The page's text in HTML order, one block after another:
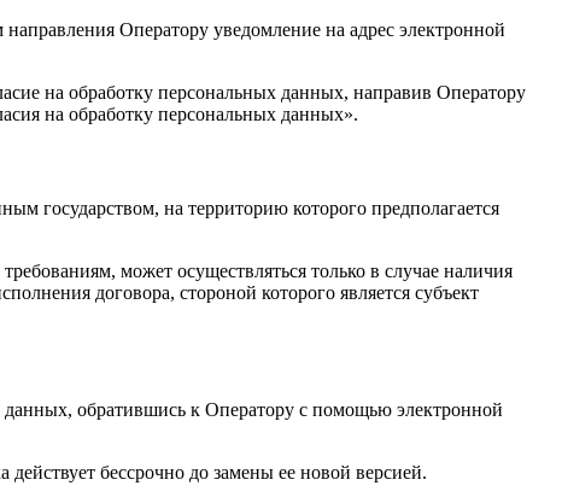
Оператору уведомление на адрес электронной
на обработку персональных данных, направив Оператору
на обработку персональных данных».
государством, на территорию которого предполагается
может осуществляться только в случае наличия
договора, стороной которого является субъект
обратившись к Оператору с помощью электронной
бессрочно до замены ее новой версией.